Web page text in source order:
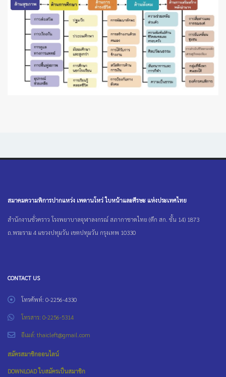
สมาคมความพิการปากแหว่ง เพดานโหว่ ใบหน้าและศีรษะ แห่งประเทศไทย
สำนักงานชั่วคราว โรงพยาบาลจุฬาลงกรณ์ สภากาชาดไทย (ตึก สก. ชั้น 14) 1873
ถ.พระราม 4 แขวงปทุมวัน เขตปทุมวัน กรุงเทพ 10330
CONTACT US
โทรศัพท์: 0-2256-4330
โทรสาร: 0-2256-5314
อีเมล์: thaicleft@gmail.com
สมัครสมาชิกออนไลน์
DOWNLOAD ใบสมัครเป็นสมาชิก